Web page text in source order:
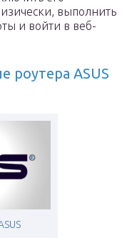
выполнить
и войти в веб-
роутера ASUS